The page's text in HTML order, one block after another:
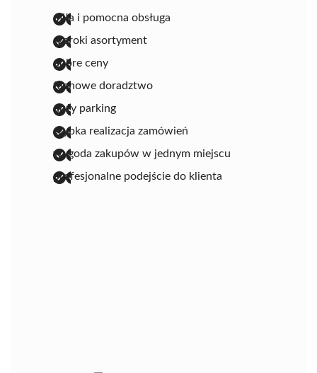
miła i pomocna obsługa
szeroki asortyment
dobre ceny
fachowe doradztwo
duży parking
szybka realizacja zamówień
wygoda zakupów w jednym miejscu
profesjonalne podejście do klienta